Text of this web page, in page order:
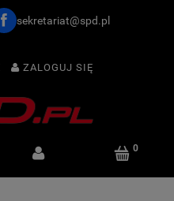
sekretariat@spd.pl
ZALOGUJ SIĘ